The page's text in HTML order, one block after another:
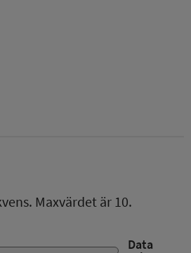
Maxvärdet är 10.
Data